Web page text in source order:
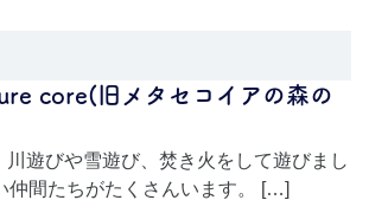
core(旧メタセコイアの森の
遊びや雪遊び、焚き火をして遊びまし
仲間たちがたくさんいます。 […]